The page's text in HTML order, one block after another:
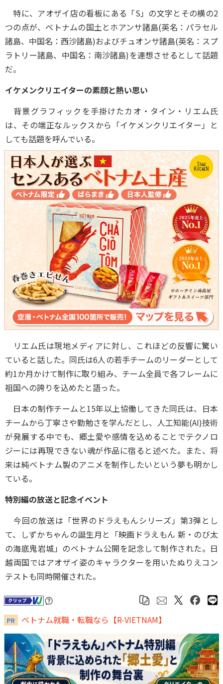
特に、アオザイ店の看板にある「S」の文字とその横の2
つの点が、ベトナムの国土とホアンサ諸島(英名：パラセル
諸島、中国名：西沙諸島)およびチュオンサ諸島(英名：スプ
ラトリー諸島、中国名：南沙諸島)を連想させるとして話題
だ。
イケメンクリエイターの素顔と熱い思い
背景グラフィックを手掛けたカオ・タイン・リエム氏
は、その端正なルックスから「イケメンクリエイター」と
しても話題を呼んでいる。
リエム氏は現地メディアに対し、これほどの反響に驚い
ていると話した。同氏は6人の若手チームのリーダーとして
約1か月かけて制作に取り組み、チーム全員で各フレームに
祖国への誇りを込めたと語った。
日本の制作チームと15年以上協働してきた同氏は、日本
チームから丁寧さや勤勉さを学んだとし、人工知能(AI)技術
が発展する中でも、郷土愛や感情を込めることでテクノロ
ジーには再現できない魂が作品に宿ると述べた。また、将
来は純ベトナム製のアニメを制作したいという夢も明かし
ている。
特別編の放送と記念イベント
今回の放送は「世界のドラえもんシリーズ」第3弾とし
て、しずかちゃんの誕生月と「映画ドラえもん 新・のび太
の海底鬼岩城」のベトナム公開を記念して制作された。日
越両国ではアオザイ姿のキャラクターを用いたぬりえコン
テストも同時開催された。
PR ベトナム就職・転職なら【R-VIETNAM】